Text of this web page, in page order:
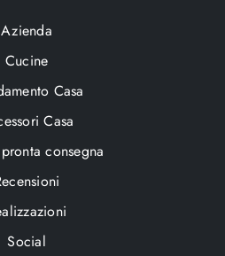
Azienda
Cucine
Casa
Casa
consegna
Social